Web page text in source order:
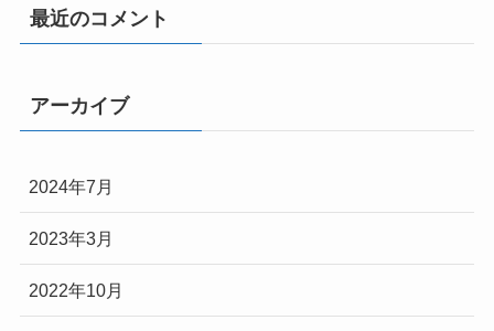
最近のコメント
アーカイブ
2024年7月
2023年3月
2022年10月